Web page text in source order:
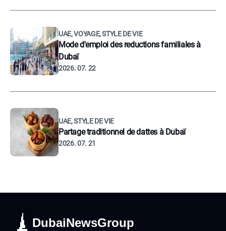
UAE, VOYAGE, STYLE DE VIE
Mode d'emploi des reductions familiales à
Dubaï
2026. 07. 22
UAE, STYLE DE VIE
Partage traditionnel de dattes à Dubaï
2026. 07. 21
DubaiNewsGroup